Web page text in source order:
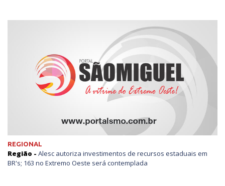
REGIONAL
Região - Alesc autoriza investimentos de recursos estaduais em
BR's; 163 no Extremo Oeste será contemplada